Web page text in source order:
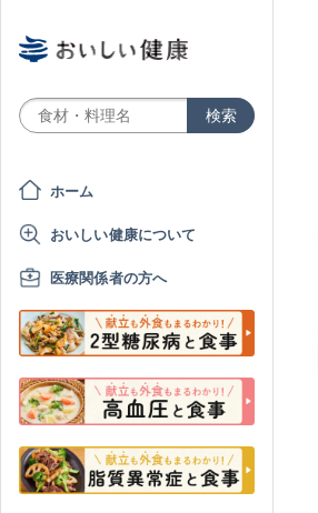
ホーム
おいしい健康について
医療関係者の方へ